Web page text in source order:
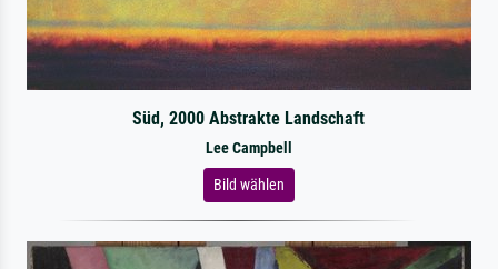
Süd, 2000 Abstrakte Landschaft
Lee Campbell
Bild wählen